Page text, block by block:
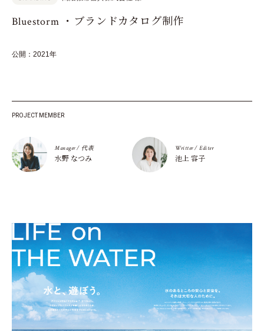
Bluestorm ・ブランドカタログ制作
公開：2021年
PROJECT MEMBER
Manager / 代表
水野 なつみ
Writter / Editer
池上 容子